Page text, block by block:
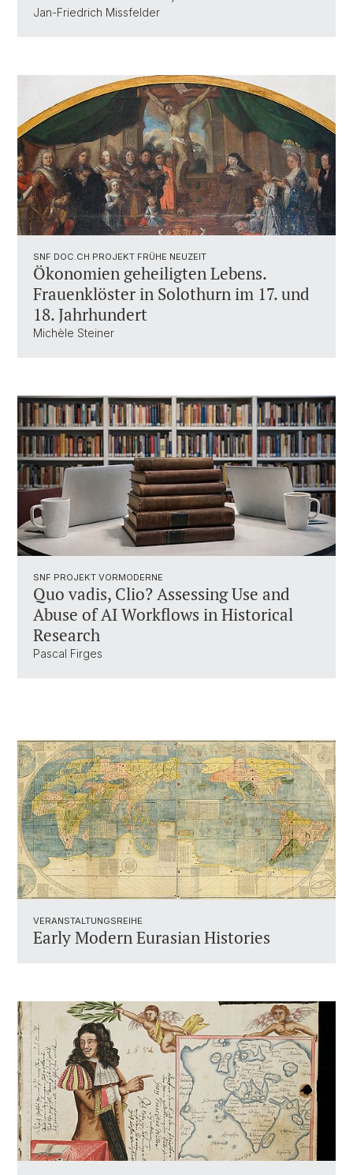
Jan-Friedrich Missfelder
SNF DOC.CH PROJEKT FRÜHE NEUZEIT
Ökonomien geheiligten Lebens.
Frauenklöster in Solothurn im 17. und
18. Jahrhundert
Michèle Steiner
SNF PROJEKT VORMODERNE
Quo vadis, Clio? Assessing Use and
Abuse of AI Workflows in Historical
Research
Pascal Firges
VERANSTALTUNGSREIHE
Early Modern Eurasian Histories